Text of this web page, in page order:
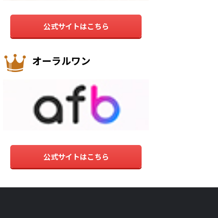
公式サイトはこちら
オーラルワン
公式サイトはこちら